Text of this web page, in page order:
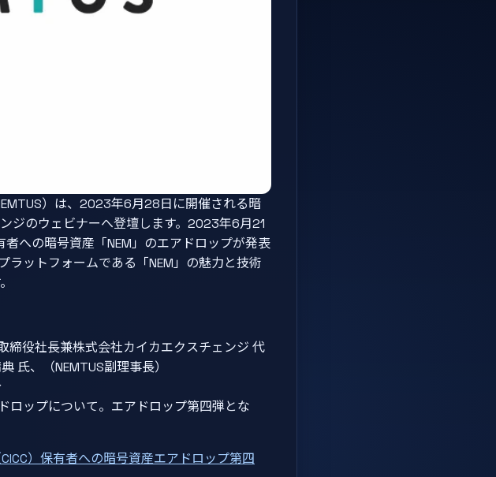
）は、2023年6月28日に開催される暗
ジのウェビナーへ登壇します。2023年6月21
者への暗号資産「NEM」のエアドロップが発表
ラットフォームである「NEM」の魅力と技術
締役社長兼株式会社カイカエクスチェンジ 代
氏、（NEMTUS副理事長）
ップについて。エアドロップ第四弾とな
）保有者への暗号資産エアドロップ第四